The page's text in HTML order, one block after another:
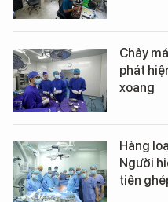
Chảy
phát
xoang
Hàng
Người
tiên